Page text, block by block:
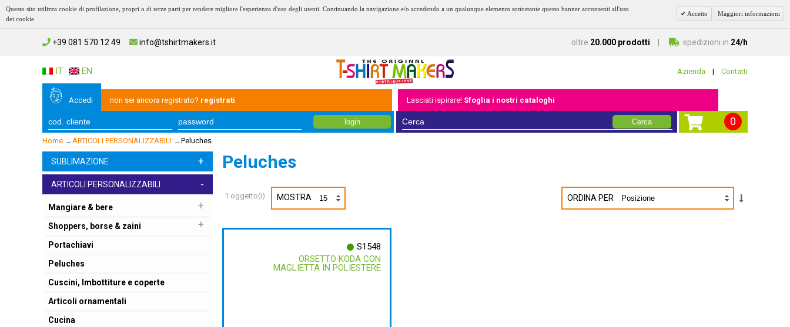
Questo sito utilizza cookie di profilazione, propri o di terze parti per rendere migliore l'esperienza d'uso degli utenti. Continuando la navigazione e/o accedendo a un qualunque elemento sottostante questo banner acconsenti all'uso
dei cookie
Accetto Maggiori informazioni
+39 081 570 12 49 info@tshirtmakers.it oltre 20.000 prodotti spedizioni in 24/h
IT EN Azienda | Contatti
Accedi non sei ancora registrato? registrati Lasciati ispirare! Sfoglia i nostri cataloghi
login Cerca 0
Home → ARTICOLI PERSONALIZZABILI → Peluches
SUBLIMAZIONE +
ARTICOLI PERSONALIZZABILI -
Mangiare & bere +
Shoppers, borse & zaini +
Portachiavi
Peluches
Cuscini, Imbottiture e coperte
Articoli ornamentali
Cucina
Peluches
1 oggetto(i) MOSTRA ORDINA PER
S1548
ORSETTO KODA CON
MAGLIETTA IN POLIESTERE